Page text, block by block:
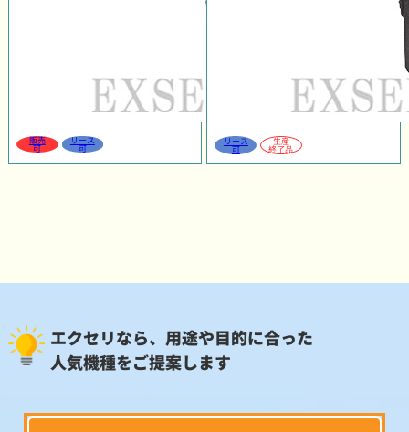
販売
可
リース
可
リース
可
生産
終了品
エクセリなら、用途や目的に合った
人気機種をご提案します